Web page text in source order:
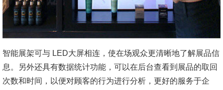
智能展架可与 LED大屏相连，使在场观众更清晰地了解展品信
息。另外还具有数据统计功能，可以在后台查看到展品的取回
次数和时间，以便对顾客的行为进行分析，更好的服务于企